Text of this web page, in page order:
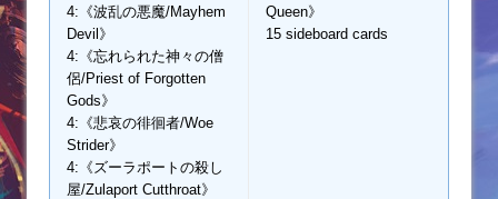
4:《波乱の悪魔/Mayhem
Devil》
4:《忘れられた神々の僧
侶/Priest of Forgotten
Gods》
4:《悲哀の徘徊者/Woe
Strider》
4:《ズーラポートの殺し
屋/Zulaport Cutthroat》
Queen》
15 sideboard cards